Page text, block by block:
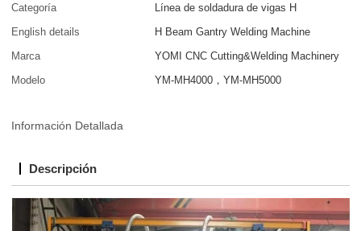
Categoría
Línea de soldadura de vigas H
English details
H Beam Gantry Welding Machine
Marca
YOMI CNC Cutting&Welding Machinery
Modelo
YM-MH4000，YM-MH5000
Información Detallada
Descripción